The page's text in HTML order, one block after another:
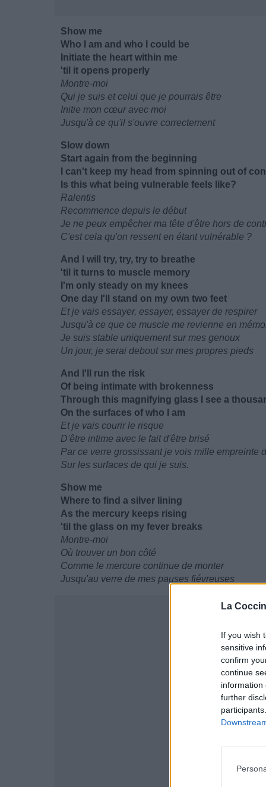
La
If you wish
sensitive
confirm
continue
information
further
Show me
Who I am and who I could be
Initiate the heart within me
'til it opens properly
Montre-moi
Qui je suis et celui que je pourrais être
Initie mon cœur avec moi
Jusqu'à ce qu'il s'ouvre correctement
Slow down
Start again from the beginning
I can't keep my head from spinning out of
Is this what being vulnerable feels like?
Ralentis
Recommence depuis le début
Je ne peux empêcher ma tête d'être hors de
C'est cela qu'on ressent en étant vulnérable ?
And I will try, try, try to breathe
'til it turns to muscle memory
I'm only steady on my knees
One day I'll stand on my own two feet
Et je vais essayer, essayer, essayer de respirer
Jusqu'à ce que ce muscle me revienne en
Je suis stable uniquement sur mes genoux
Un jour, je serai debout sur mes propres pieds
And I'll run the risk
Of being intimate with brokenness
Through this magnifying glass I see a
On the surfaces of who I am
Et je vais courir le risque
D'être intime avec le fait d'être brisé
Par ce verre grossissant je vois mille empreinte
Sur les surfaces de qui je suis.
Show me
Where to find a silver lining
As the mercury keeps rising
'til the glass on my fever breaks
Montre-moi
Où trouver un bon côté
Comme le mercure continue de monter
Jusqu'au verre de mes pauses fiévreuses